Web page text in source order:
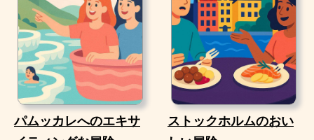
パムッカレへのエキサ
ストックホルムのおい